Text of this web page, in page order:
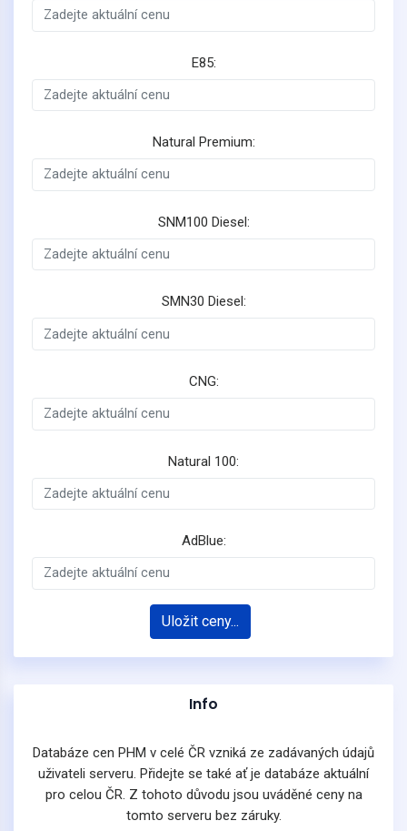
E85:
Natural Premium:
SNM100 Diesel:
SMN30 Diesel:
CNG:
Natural 100:
AdBlue:
Uložit ceny...
Info
Databáze cen PHM v celé ČR vzniká ze zadávaných údajů
uživateli serveru. Přidejte se také ať je databáze aktuální
pro celou ČR. Z tohoto důvodu jsou uváděné ceny na
tomto serveru bez záruky.